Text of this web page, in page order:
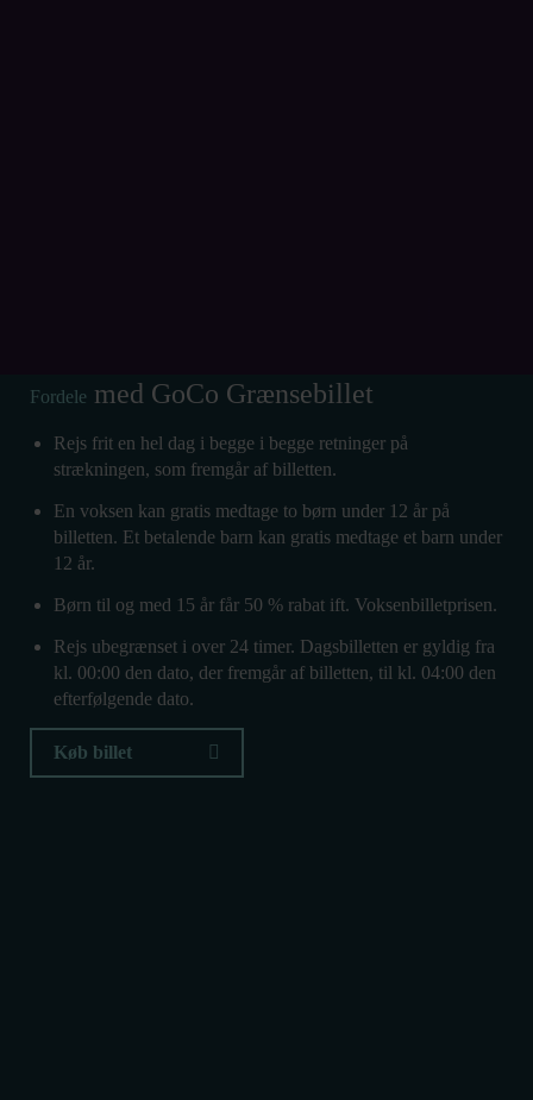
Fordele med GoCo Grænsebillet
Rejs frit en hel dag i begge i begge retninger på
strækningen, som fremgår af billetten.
En voksen kan gratis medtage to børn under 12 år på
billetten. Et betalende barn kan gratis medtage et barn under
12 år.
Børn til og med 15 år får 50 % rabat ift. Voksenbilletprisen.
Rejs ubegrænset i over 24 timer. Dagsbilletten er gyldig fra
kl. 00:00 den dato, der fremgår af billetten, til kl. 04:00 den
efterfølgende dato.
Åbn link i ny fane
Køb billet